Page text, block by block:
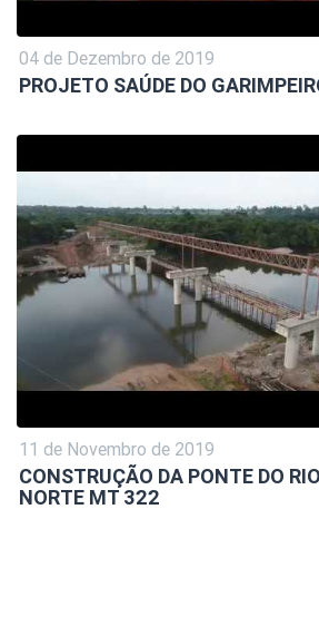
04 de Dezembro de 2019
PROJETO SAÚDE DO
11 de Novembro de 2019
CONSTRUÇÃO DA PONTE DO
NORTE MT 322